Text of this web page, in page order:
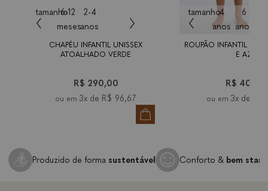
CHAPÉU INFANTIL UNISSEX
ATOALHADO VERDE
R$ 290,00
3x de R$ 96,67
tamanho6-12
meses
2-4
anos
ROUPÃO INFANTIL
E AZUL
R$
3x de
tamanho4
anos
6
anos
Produzido de forma sustentável Conforto & bem star